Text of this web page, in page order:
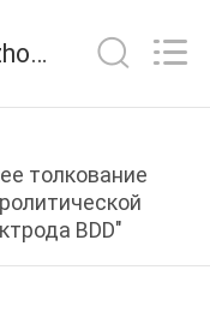
Китай Guangzhou Geemblue Environmental Equipment Co., Ltd. Новости компании
толкование
BDD"